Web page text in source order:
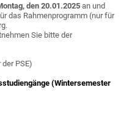
den 20.01.2025 an und
das Rahmenprogramm (nur für
Sie bitte der
PSE)
(Wintersemester